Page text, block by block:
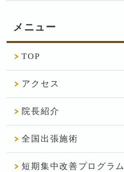
メニュー
TOP
アクセス
院長紹介
全国出張施術
短期集中改善プログラム